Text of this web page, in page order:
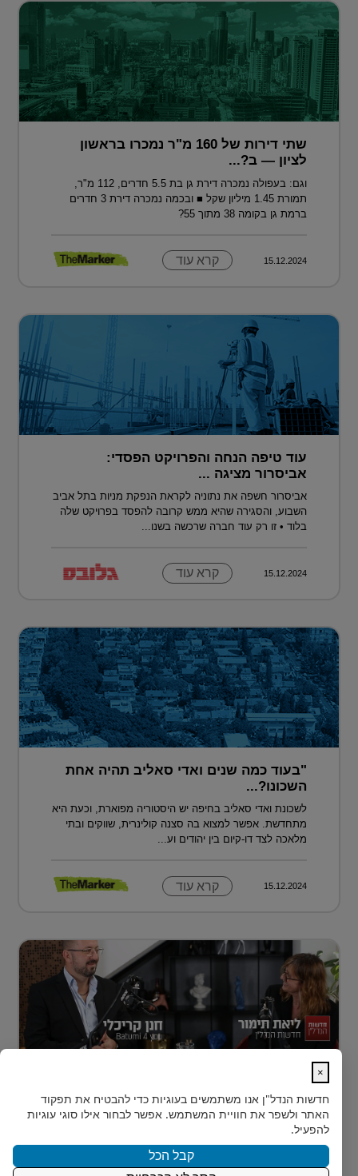
שתי דירות של 160 מ"ר נמכרו בראשון
לציון — ב?...
וגם: בעפולה נמכרה דירת גן בת 5.5 חדרים, 112 מ"ר,
תמורת 1.45 מיליון שקל ■ ובכמה נמכרה דירת 3 חדרים
ברמת גן בקומה 38 מתוך 55?
15.12.2024 קרא עוד
עוד טיפה הנחה והפרויקט הפסדי:
אביסרור מציגה ...
אביסרור חשפה את נתוניה לקראת הנפקת מניות בתל אביב
השבוע, והסגירה שהיא ממש קרובה להפסד בפרויקט שלה
בלוד • זו רק עוד חברה שרכשה בשנו...
15.12.2024 קרא עוד
"בעוד כמה שנים ואדי סאליב תהיה אחת
השכונו?...
לשכונת ואדי סאליב בחיפה יש היסטוריה מפוארת, וכעת היא
מתחדשת. אפשר למצוא בה סצנה קולינרית, שווקים ובתי
מלאכה לצד דו-קיום בין יהודים וע...
15.12.2024 קרא עוד
הראשון?
רבים מאיתנו הישראלים חולמים על השקעת נדל״ן – אבל
נתקעים בשלב הראשון.
×
חדשות הנדל"ן אנו משתמשים בעוגיות כדי להבטיח את תפקוד
האתר ולשפר את חוויית המשתמש. אפשר לבחור אילו סוגי עוגיות
להפעיל.
קבל הכל